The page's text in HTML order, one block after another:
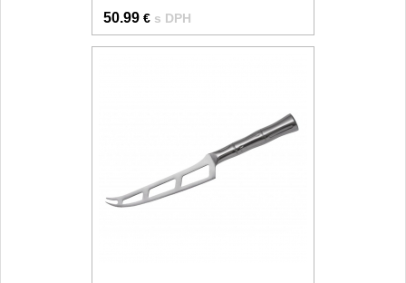
Brúsky na nože 9
50.99 € s DPH